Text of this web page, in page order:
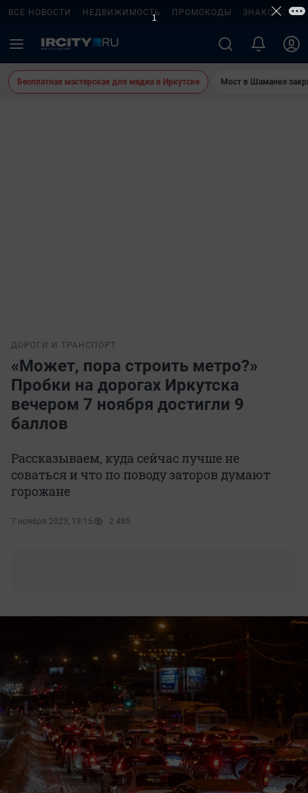
ВСЕ НОВОСТИ НЕДВИЖИМОСТЬ ПРОМОКОДЫ ЗНАКОМСТВА
Бесплатная мастерская для медиа в Иркутске Мост в Шаманке
ДОРОГИ И ТРАНСПОРТ
«Может, пора строить метро?»
Пробки на дорогах Иркутска
вечером 7 ноября достигли 9
баллов
Рассказываем, куда сейчас лучше не
соваться и что по поводу заторов думают
горожане
7 ноября 2023, 19:15 2 485